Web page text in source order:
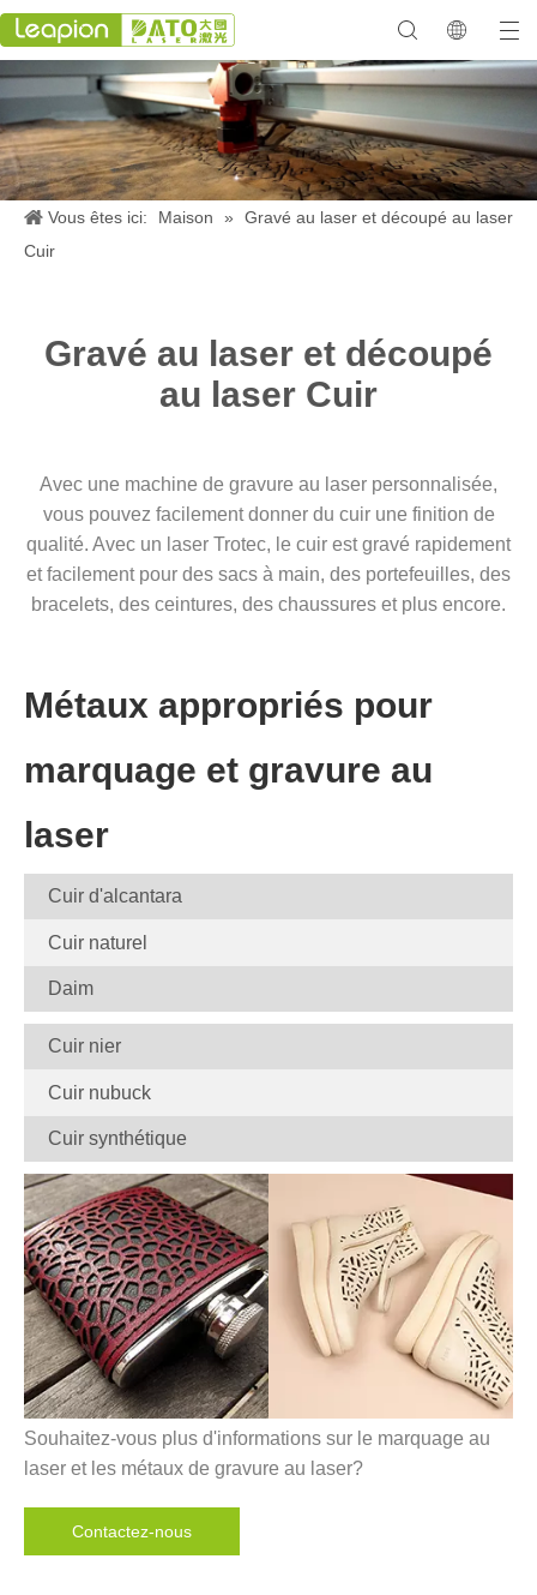
Vous êtes ici: Maison »
Gravé au laser et découpé au laser
Cuir
Gravé au laser et découpé
au laser Cuir
Avec une machine de gravure au laser personnalisée,
vous pouvez facilement donner du cuir une finition de
qualité. Avec un laser Trotec, le cuir est gravé rapidement
et facilement pour des sacs à main, des portefeuilles, des
bracelets, des ceintures, des chaussures et plus encore.
Métaux appropriés pour
marquage et gravure au
laser
Cuir d'alcantara
Cuir naturel
Daim
Cuir nier
Cuir nubuck
Cuir synthétique
Souhaitez-vous plus d'informations sur le marquage au
laser et les métaux de gravure au laser?
Contactez-nous